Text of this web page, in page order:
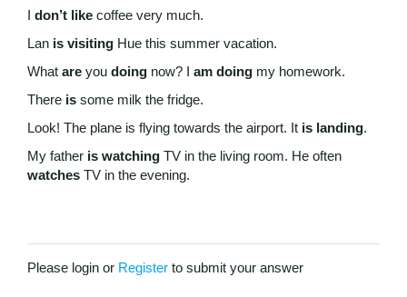
I don’t like coffee very much.
Lan is visiting Hue this summer vacation.
What are you doing now? I am doing my homework.
There is some milk the fridge.
Look! The plane is flying towards the airport. It is landing.
My father is watching TV in the living room. He often
watches TV in the evening.
Please login or Register to submit your answer